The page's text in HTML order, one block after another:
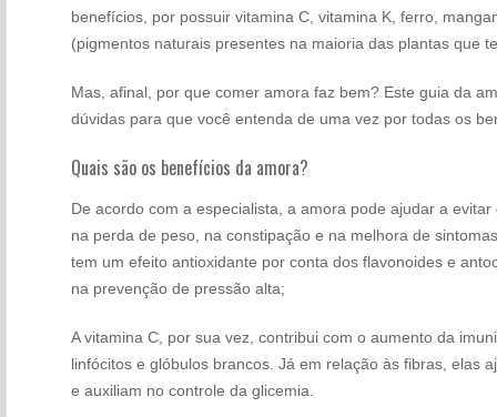
benefícios, por possuir vitamina C, vitamina K, ferro,
(pigmentos naturais presentes na maioria das plantas que
Mas, afinal, por que comer amora faz bem? Este guia da
dúvidas para que você entenda de uma vez por todas os
Quais são os benefícios da amora?
De acordo com a especialista, a amora pode ajudar a
na perda de peso, na constipação e na melhora de
tem um efeito antioxidante por conta dos flavonoides e
na prevenção de pressão alta;
A vitamina C, por sua vez, contribui com o aumento da
linfócitos e glóbulos brancos. Já em relação às fibras, elas
e auxiliam no controle da glicemia.